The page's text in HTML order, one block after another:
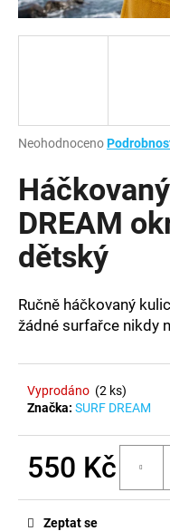
Průměrné
produktu
je
0,0
hvězdiček.
Neohodnoceno
DREAM
dětský
Ručně háčkovaný
žádné surfařce nikdy
Vyprodáno (2 ks)
Značka: SURF DREAM
550 Kč
Zeptat se
a
HLEDAT
o
p
r
u